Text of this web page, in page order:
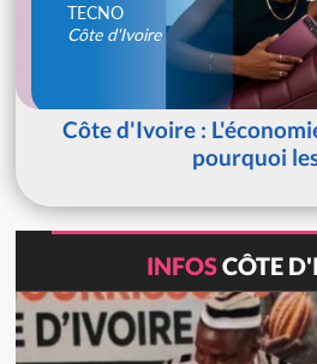
TECNO
Côte d'Ivoire
Côte d'Ivoire :
pourquoi
INFOSCÔTE